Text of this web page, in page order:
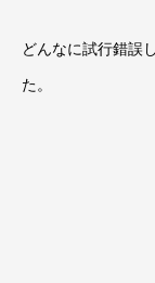
どんなに試行錯誤
た。